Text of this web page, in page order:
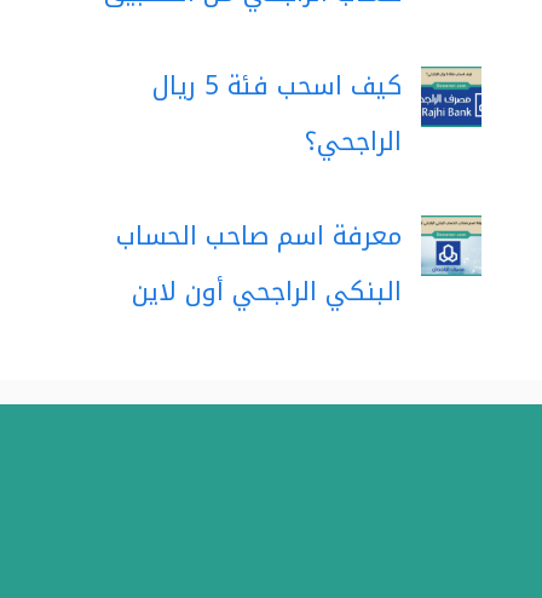
كيف اسحب فئة 5 ريال
الراجحي؟
معرفة اسم صاحب الحساب
البنكي الراجحي أون لاين